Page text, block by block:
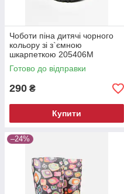
Чоботи піна дитячі чорного
кольору зі з`ємною
шкарпеткою 205406M
Готово до відправки
290 ₴
Купити
–24%